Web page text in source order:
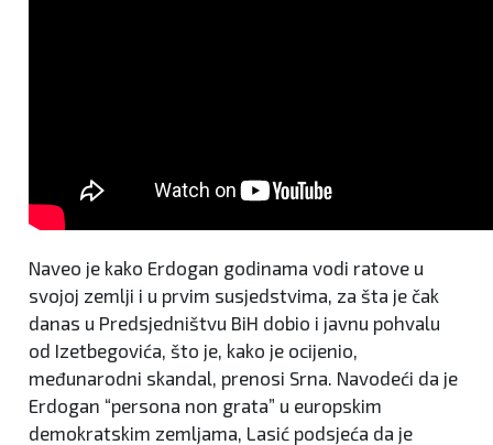
Naveo je kako Erdogan godinama vodi ratove u
svojoj zemlji i u prvim susjedstvima, za šta je čak
danas u Predsjedništvu BiH dobio i javnu pohvalu
od Izetbegovića, što je, kako je ocijenio,
međunarodni skandal, prenosi Srna. Navodeći da je
Erdogan “persona non grata” u europskim
demokratskim zemljama, Lasić podsjeća da je